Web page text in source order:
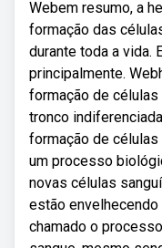
Webem resumo, a
formação das
durante toda a vida.
principalmente.
formação de
tronco
formação de
um processo
novas células
estão
chamado o